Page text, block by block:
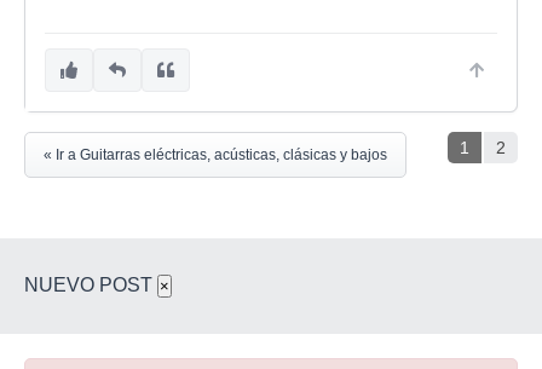
1 2
« Ir a Guitarras eléctricas, acústicas, clásicas y bajos
NUEVO POST ×